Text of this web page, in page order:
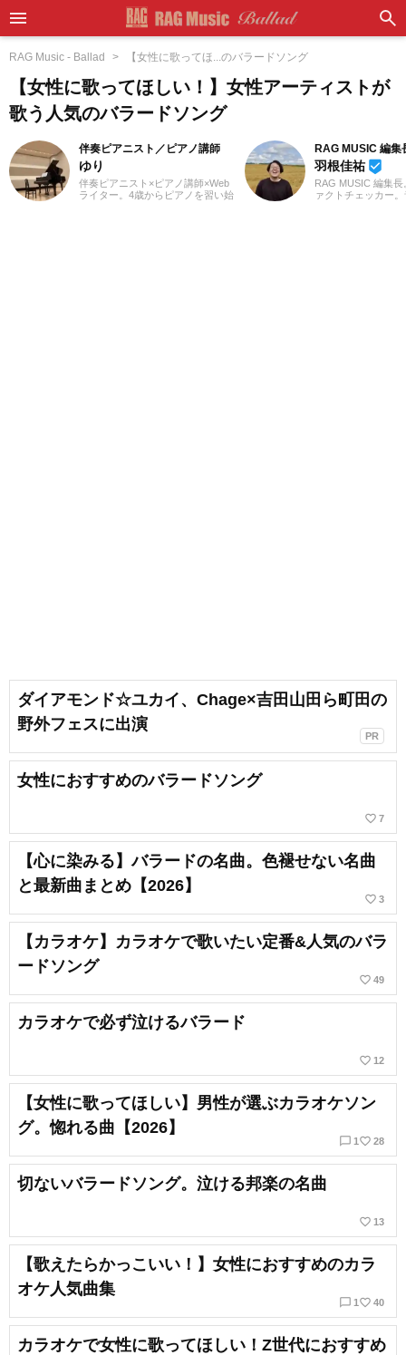
RAG Music - Ballad 【女性に歌ってほ...のバラードソング
【女性に歌ってほしい！】女性アーティストが
歌う人気のバラードソング
伴奏ピアニスト／ピアノ講師
ゆり
伴奏ピアニスト×ピアノ講師×Web
ライター。4歳からピアノを習い始
RAG MUSIC 編集
羽根佳祐 beenhere
RAG MUSIC 編集
ァクトチェッカー
ダイアモンド☆ユカイ、Chage×吉田山田ら町田の
野外フェスに出演
PR
女性におすすめのバラードソング
favorite_border 7
【心に染みる】バラードの名曲。色褪せない名曲
と最新曲まとめ【2026】
favorite_border 3
【カラオケ】カラオケで歌いたい定番&人気のバラ
ードソング
favorite_border 49
カラオケで必ず泣けるバラード
favorite_border 12
【女性に歌ってほしい】男性が選ぶカラオケソン
グ。惚れる曲【2026】
chat_bubble_outline 1 favorite_border 28
切ないバラードソング。泣ける邦楽の名曲
favorite_border 13
【歌えたらかっこいい！】女性におすすめのカラ
オケ人気曲集
chat_bubble_outline 1 favorite_border 40
カラオケで女性に歌ってほしい！Z世代におすすめ